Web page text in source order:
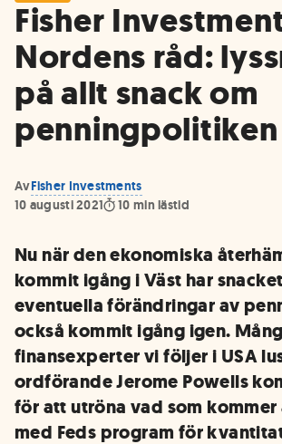
Fisher
Nordens råd:
på allt snack om
penningpolitiken
AvFisher Investments
10 augusti 2021
10 min lästid
Nu när den ekonomiska
kommit igång i Väst har
eventuella förändringar av
också kommit igång igen.
finansexperter vi följer i USA
ordförande Jerome Powells
för att utröna vad som kommer
med Feds program för